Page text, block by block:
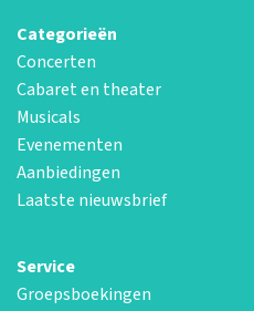
Categorieën
Concerten
Cabaret en theater
Musicals
Evenementen
Aanbiedingen
Laatste nieuwsbrief
Service
Groepsboekingen